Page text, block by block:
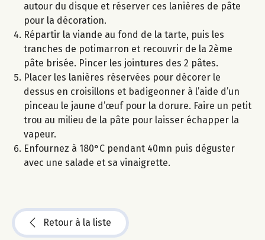
autour du disque et réserver ces lanières de pâte
pour la décoration.
Répartir la viande au fond de la tarte, puis les
tranches de potimarron et recouvrir de la 2ème
pâte brisée. Pincer les jointures des 2 pâtes.
Placer les lanières réservées pour décorer le
dessus en croisillons et badigeonner à l’aide d’un
pinceau le jaune d’œuf pour la dorure. Faire un petit
trou au milieu de la pâte pour laisser échapper la
vapeur.
Enfournez à 180°C pendant 40mn puis déguster
avec une salade et sa vinaigrette.
Retour à la liste